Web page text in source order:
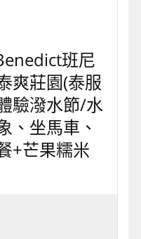
班尼
爽莊園(泰服
驗潑水節/水
、坐馬車、
+芒果糯米